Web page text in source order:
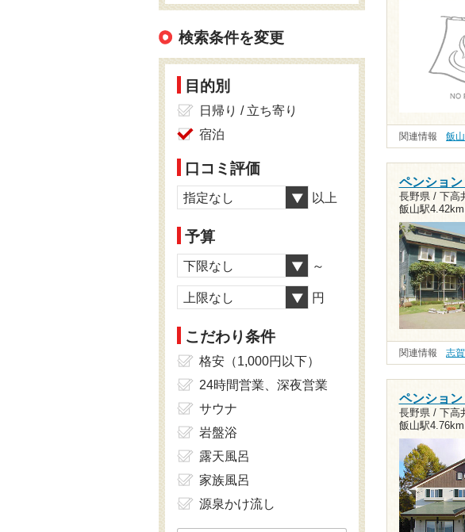
関連情報 飯
ペンショ
長野県 / 下高
飯山駅4.42km
関連情報 志
ペンショ
長野県 / 下高
飯山駅4.76km
検索条件を変更
目的別
日帰り / 立ち寄り
宿泊
口コミ評価
指定なし 以上
予算
下限なし ～
上限なし 円
こだわり条件
格安（1,000円以下）
24時間営業、深夜営業
サウナ
岩盤浴
露天風呂
家族風呂
源泉かけ流し